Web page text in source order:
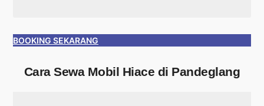
BOOKING SEKARANG
Cara Sewa Mobil Hiace di Pandeglang